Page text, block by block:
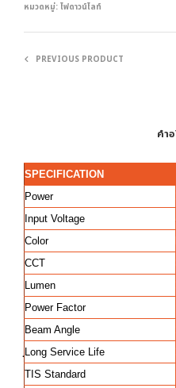
หมวดหมู่:ไฟดาวน์ไลท์
PREVIOUS PRODUCT
คำ
SPECIFICATION
Power
Input Voltage
Color
CCT
Lumen
Power Factor
Beam Angle
ฺLong Service Life
TIS Standard